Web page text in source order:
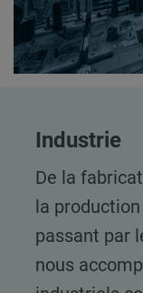
Industrie
De la
la
passant par
nous